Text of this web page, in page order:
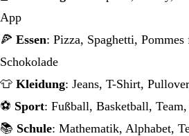
App
🍕 Essen: Pizza, Spaghetti,
Schokolade
👕 Kleidung: Jeans, T-Shirt,
⚽ Sport: Fußball, Basketball,
📚 Schule: Mathematik, Alphabet,